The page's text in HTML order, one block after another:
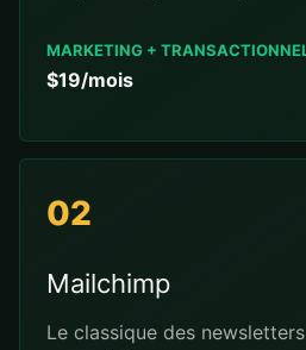
MARKETING +
$19/mois
02
Mailchimp
Le classique des